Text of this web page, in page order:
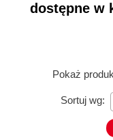
dostępne w
Pokaż
Sortuj wg: